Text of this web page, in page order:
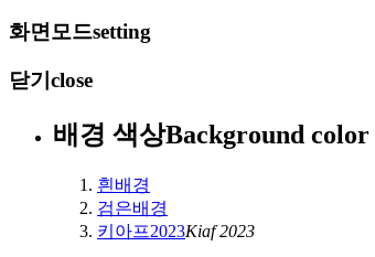
화면모드setting
닫기 close
배경 색상Background color
흰배경
검은배경
키아프2023Kiaf 2023